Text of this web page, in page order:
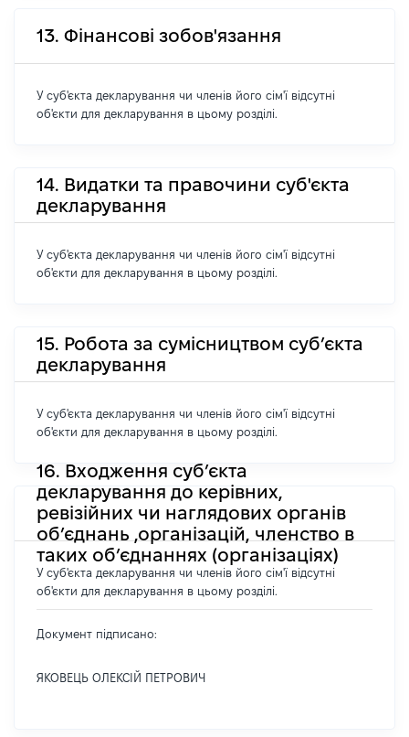
13. Фінансові зобов'язання
У суб'єкта декларування чи членів його сім'ї відсутні
об'єкти для декларування в цьому розділі.
14. Видатки та правочини суб'єкта
декларування
У суб'єкта декларування чи членів його сім'ї відсутні
об'єкти для декларування в цьому розділі.
15. Робота за сумісництвом суб’єкта
декларування
У суб'єкта декларування чи членів його сім'ї відсутні
об'єкти для декларування в цьому розділі.
16. Входження суб’єкта
декларування до керівних,
ревізійних чи наглядових органів
об’єднань ,організацій, членство в
таких об’єднаннях (організаціях)
У суб'єкта декларування чи членів його сім'ї відсутні
об'єкти для декларування в цьому розділі.
Документ підписано:
ЯКОВЕЦЬ ОЛЕКСІЙ ПЕТРОВИЧ